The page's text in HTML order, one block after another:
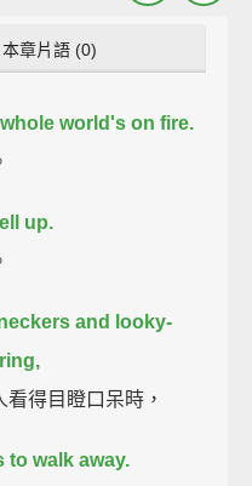
本章片語 (0)
world's on fire.
up.
and looky-
得目瞪口呆時，
to walk away.